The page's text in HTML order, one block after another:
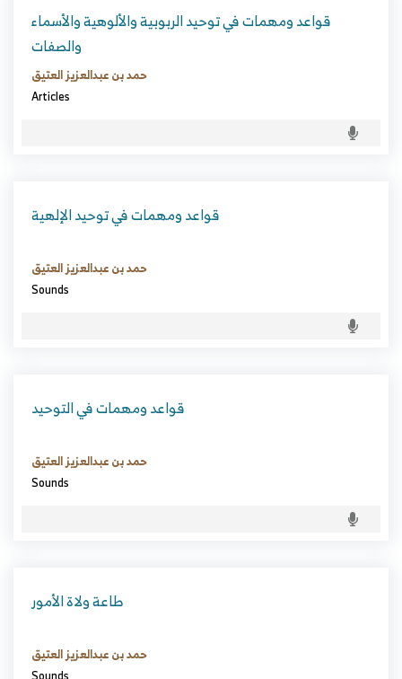
قواعد ومهمات في توحيد الربوبية والألوهية والأسماء
والصفات
حمد بن عبدالعزيز العتيق
Articles
قواعد ومهمات في توحيد الإلهية
حمد بن عبدالعزيز العتيق
Sounds
قواعد ومهمات في التوحيد
حمد بن عبدالعزيز العتيق
Sounds
طاعة ولاة الأمور
حمد بن عبدالعزيز العتيق